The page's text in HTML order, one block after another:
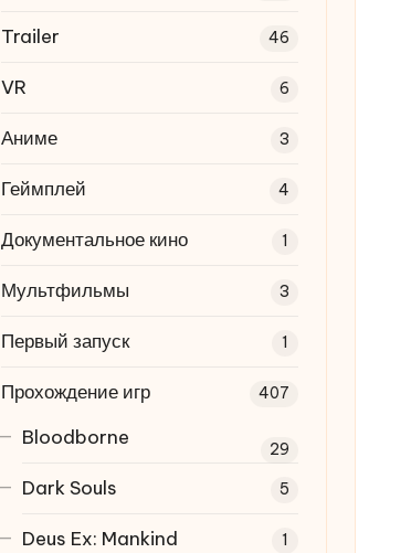
Trailer 46
VR 6
Аниме 3
Геймплей 4
Документальное кино 1
Мультфильмы 3
Первый запуск 1
Прохождение игр 407
Bloodborne 29
Dark Souls 5
Deus Ex: Mankind
1